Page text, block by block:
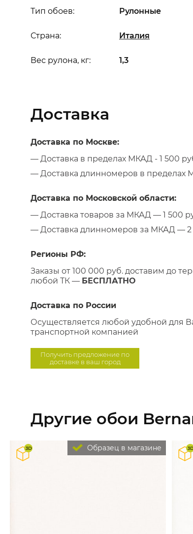
Вес рулона, кг: 1,3
Страна: Италия
Тип обоев: Рулонные
Доставка
Доставка по Москве:
— Доставка в пределах МКАД - 1 500
— Доставка длинномеров в пределах
Доставка по Московской области:
— Доставка товаров за МКАД — 1 500
— Доставка длинномеров за МКАД — 2
Регионы РФ:
Заказы от 100 000 руб. доставим до
любой ТК — БЕСПЛАТНО
Доставка по России
Осуществляется любой удобной для
транспортной компанией
Получить предложение по
доставке в ваш город
Другие обои
Образец в магазине